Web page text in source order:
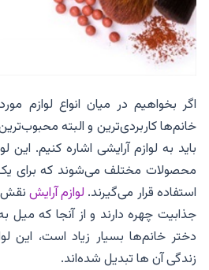
اگر بخواهیم در میان انواع لوازم
خانم‌ها کاربردی‌ترین و البته
باید به لوازم آرایشی اشاره کنیم.
محصولات مختلف می‌شوند که برای
استفاده قرار می‌گیرند. لوازم آرایشنقش
جذابیت چهره دارند و از آنجا که میل
دختر خانم‌ها بسیار زیاد است، این
زندگی آن ها تبدیل شده‌اند.